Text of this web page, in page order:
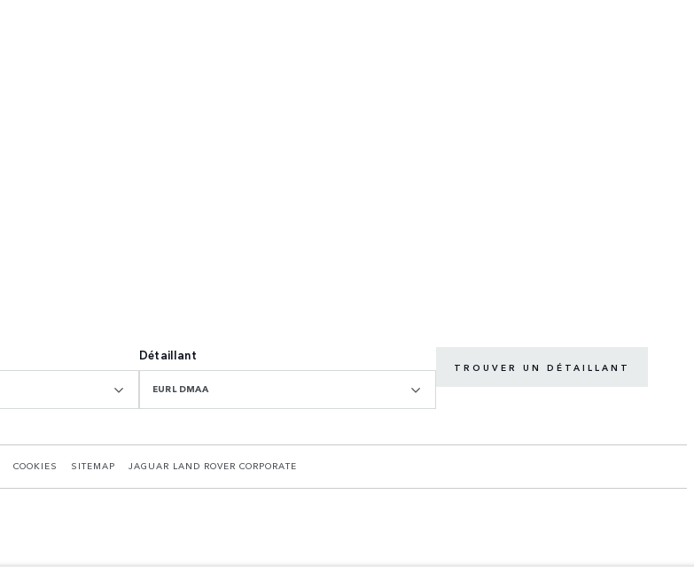
Détaillant
EURL DMAA
TROUVER UN DÉTAILLANT
COOKIES SITEMAP JAGUAR LAND ROVER CORPORATE